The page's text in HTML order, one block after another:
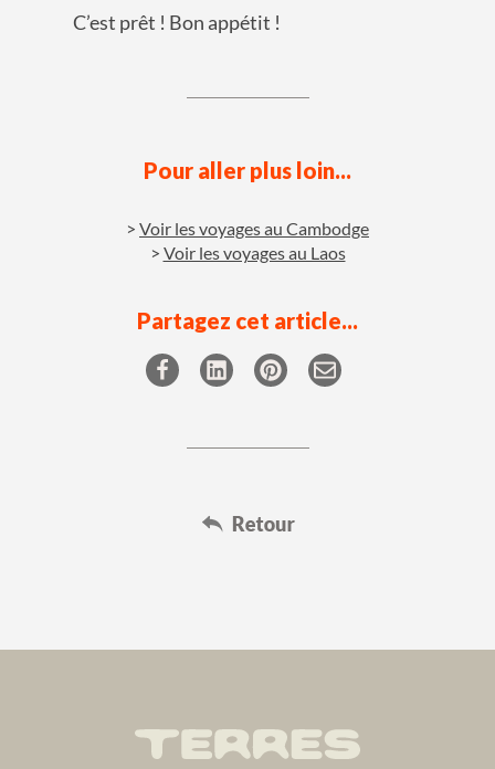
C’est prêt ! Bon appétit !
Pour aller plus loin...
Voir les voyages au Cambodge
Voir les voyages au Laos
Partagez cet article...